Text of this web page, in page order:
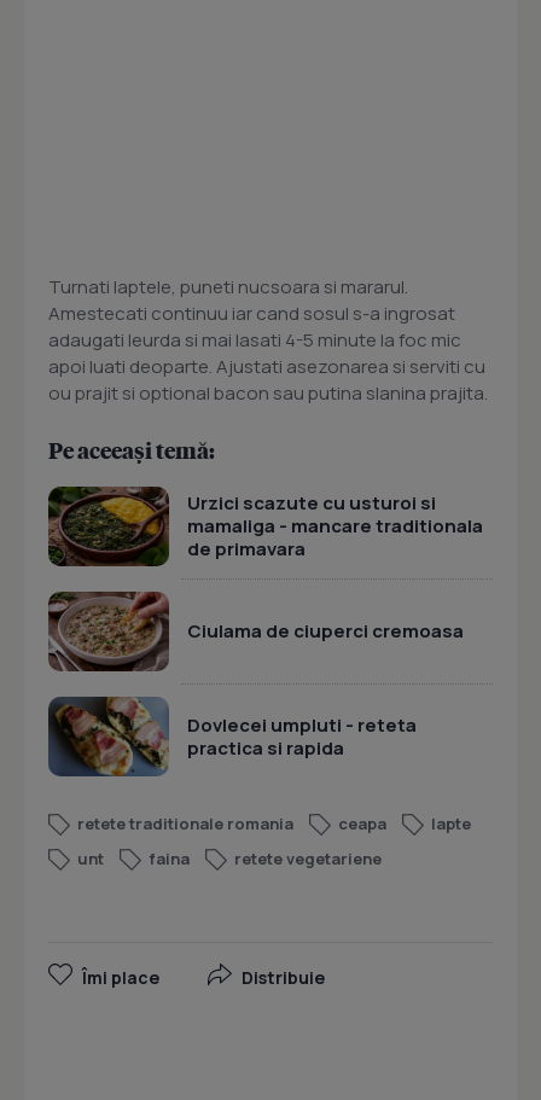
Turnati laptele, puneti nucsoara si mararul.
Amestecati continuu iar cand sosul s-a ingrosat
adaugati leurda si mai lasati 4-5 minute la foc mic
apoi luati deoparte. Ajustati asezonarea si serviti cu
ou prajit si optional bacon sau putina slanina prajita.
Pe aceeași temă:
Urzici scazute cu usturoi si
mamaliga - mancare traditionala
de primavara
Ciulama de ciuperci cremoasa
Dovlecei umpluti - reteta
practica si rapida
retete traditionale romania ceapa
lapte
unt
faina retete vegetariene
Îmi place Distribuie